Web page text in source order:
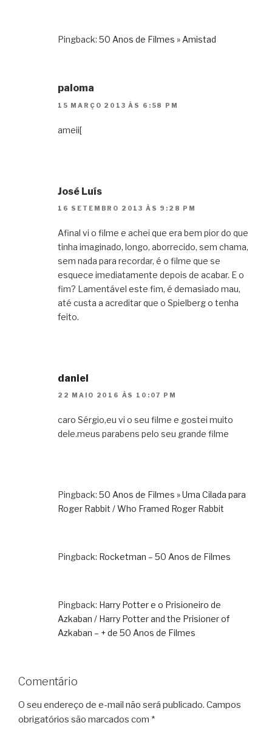
Pingback: 50 Anos de Filmes » Amistad
paloma
15 MARÇO 2013 ÀS 6:58 PM
ameii[
José Luís
16 SETEMBRO 2013 ÀS 9:28 PM
Afinal vi o filme e achei que era bem pior do que
tinha imaginado, longo, aborrecido, sem chama,
sem nada para recordar, é o filme que se
esquece imediatamente depois de acabar. E o
fim? Lamentável este fim, é demasiado mau,
até custa a acreditar que o Spielberg o tenha
feito.
daniel
22 MAIO 2016 ÀS 10:07 PM
caro Sérgio,eu vi o seu filme e gostei muito
dele.meus parabens pelo seu grande filme
Pingback: 50 Anos de Filmes » Uma Cilada para
Roger Rabbit / Who Framed Roger Rabbit
Pingback: Rocketman – 50 Anos de Filmes
Pingback: Harry Potter e o Prisioneiro de
Azkaban / Harry Potter and the Prisioner of
Azkaban – + de 50 Anos de Filmes
Comentário
O seu endereço de e-mail não será publicado. Campos
obrigatórios são marcados com *